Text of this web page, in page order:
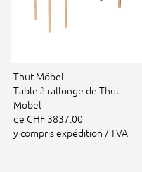
Thut Möbel
Table à rallonge de Thut
Möbel
de CHF 3837.00
y compris expédition / TVA